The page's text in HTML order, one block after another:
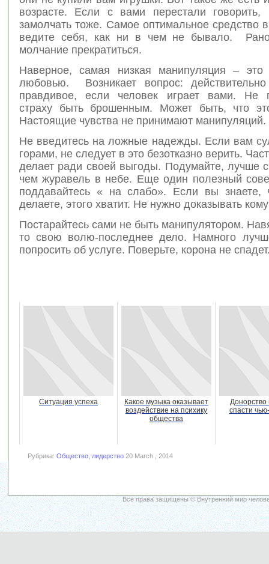
возрасте. Если с вами перестали
замолчать тоже. Самое оптимальное средство
ведите себя, как ни в чем не бывало.
молчание прекратиться.
Наверное, самая низкая манипуляция – это
любовью. Возникает вопрос: действительно
правдивое, если человек играет вами. Не
страху быть брошенным. Может быть, что
Настоящие чувства не принимают манипуляций.
Не введитесь на ложные надежды. Если вам
горами, не следует в это безотказно верить.
делает ради своей выгоды. Подумайте, лучше
чем журавель в небе. Еще один полезный
поддавайтесь « на слабо». Если вы знаете,
делаете, этого хватит. Не нужно доказывать
Постарайтесь сами не быть манипулятором.
то свою волю-последнее дело. Намного
попросить об услуге. Поверьте, корона не
Ситуация успеха
Какое музыка оказывает
воздействие на психику
общества
спасти
Рубрика: Общество, лидерство 20 March , 2014
Все права защищены © Внутренний мир